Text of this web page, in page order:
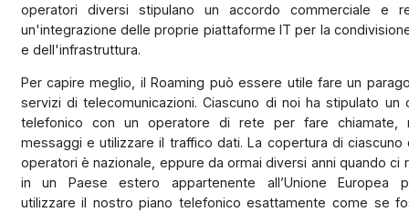
operatori diversi stipulano un accordo commerciale e
un'integrazione delle proprie piattaforme IT per la
e dell'infrastruttura.
Per capire meglio, il Roaming può essere utile fare un
servizi di telecomunicazioni. Ciascuno di noi ha stipulato un
telefonico con un operatore di rete per fare chiamate,
messaggi e utilizzare il traffico dati. La copertura di ciascuno
operatori è nazionale, eppure da ormai diversi anni quando ci
in un Paese estero appartenente all’Unione Europea
utilizzare il nostro piano telefonico esattamente come se